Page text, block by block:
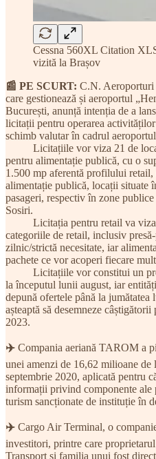
Cessna 560XL Citation
vizită la Brașov
📰 PE SCURT: C.N.
care gestionează și aeroportul
București, anunță intenția de a
licitații pentru operarea
schimb valutar în cadrul
Licitațiile vor viza 21 de
pentru alimentație publică, cu o
1.500 mp aferentă profilului
alimentație publică, locații situate
pasageri, respectiv în zone
Sosiri.
Licitația pentru retail va viza
categoriile de retail, inclusiv
zilnic/strictă necesitate, iar
pachete ce vor acoperi fiecare
Licitațiile vor constitui un
la începutul lunii august, iar
depună ofertele până la
așteaptă să desemneze
2023.
✈️ Compania aeriană TAROM a
unei amenzi de 16,62 milioane
septembrie 2020, aplicată pentru
informații privind componente
turism sancționate de instituție în
✈️ Cargo Air Terminal, o
investitori, printre care
Transport și familia unui fost